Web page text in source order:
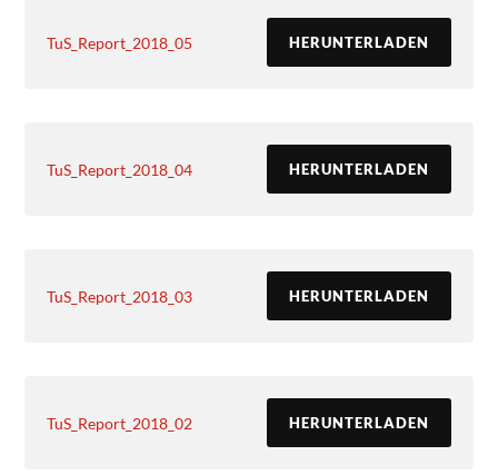
TuS_Report_2018_05 HERUNTERLADEN
TuS_Report_2018_04 HERUNTERLADEN
TuS_Report_2018_03 HERUNTERLADEN
TuS_Report_2018_02 HERUNTERLADEN